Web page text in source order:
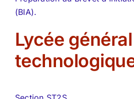
(BIA).
Lycée